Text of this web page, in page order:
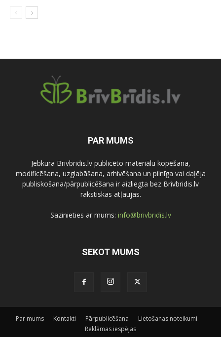
PAR MUMS
Jebkura Brivbridis.lv publicēto materiālu kopēšana,
modificēšana, uzglabāšana, arhivēšana un pilnīga vai daļēja
publiskošana/pārpublicēšana ir aizliegta bez Brivbridis.lv
rakstiskas atļaujas.
Sazinieties ar mums: info@brivbridis.lv
SEKOT MUMS
Par mums Kontakti Pārpublicēšana
Lietošanas noteikumi
Reklāmas iespējas